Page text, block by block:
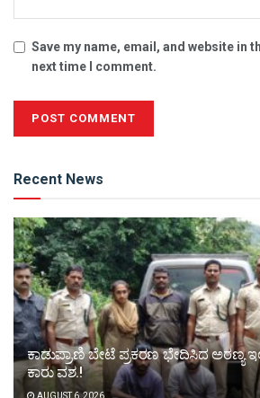
Save my name, email, and website in
next time I comment.
Recent News
ಕಾಡುಪ್ರಾಣಿ ಬೇಟೆ ಪ್ರಕರಣ ಭೇದಿಸಿದ ಅರಣ್ಯ
ಕಾರು ವಶ.!
AUGUST 6, 2026